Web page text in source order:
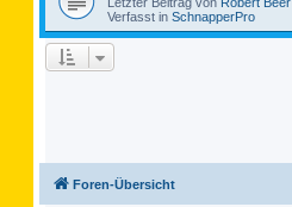
Verfasst in SchnapperPro
Foren-Übersicht